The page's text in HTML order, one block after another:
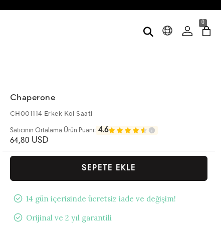
0
Chaperone
CH001114 Erkek Kol Saati
Satıcının Ortalama Ürün Puanı: 4.6
64,80 USD
SEPETE EKLE
14 gün içerisinde ücretsiz iade ve değişim!
Orijinal ve 2 yıl garantili